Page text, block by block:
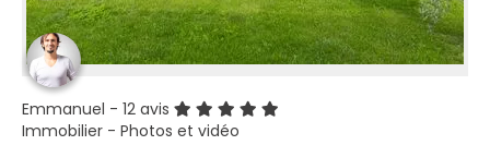
Emmanuel - 12 avis
Immobilier - Photos et vidéo